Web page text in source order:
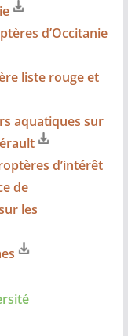
d’Occitanie
liste rouge et
aquatiques sur
d’intérêt
de
les